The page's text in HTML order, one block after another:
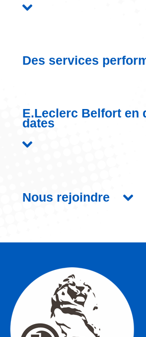
Des services
E.Leclerc Belfort en
dates
Nous rejoindre